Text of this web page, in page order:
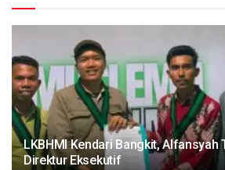
LKBHMI Kendari Bangkit, Alfansyah
Direktur Eksekutif